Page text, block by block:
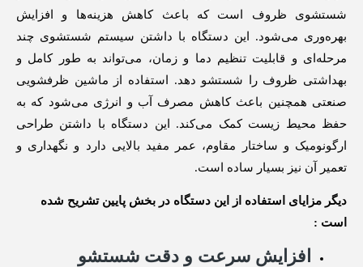
شستشوی ظروف است که باعث کاهش هزینه‌ها و افزایش
بهره‌وری می‌شود. این دستگاه با داشتن سیستم شستشوی چند
مرحله‌ای و قابلیت تنظیم دما و زمان، می‌تواند به طور کامل و
بهداشتی ظروف را شستشو دهد. استفاده از ماشین ظرفشویی
صنعتی همچنین باعث کاهش مصرف آب و انرژی می‌شود که به
حفظ محیط زیست کمک می‌کند. این دستگاه با داشتن طراحی
ارگونومیک و ساختار مقاوم، عمر مفید بالایی دارد و نگهداری و
تعمیر آن نیز بسیار ساده است.
دیگر مزایای استفاده از این دستگاه در بخش پایین تشریح شده
است :
افزایش سرعت و دقت شستشو